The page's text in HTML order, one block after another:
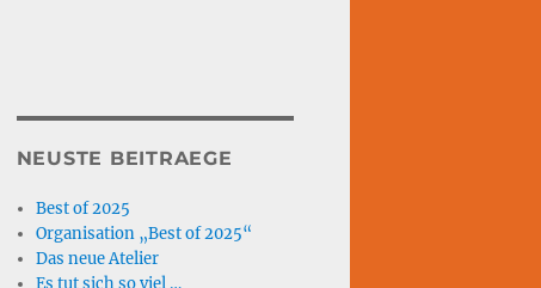
NEUSTE BEITRAEGE
Best of 2025
Organisation „Best of 2025“
Das neue Atelier
Es tut sich so viel …